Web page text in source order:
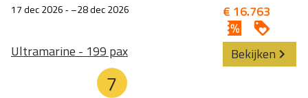
17 dec 2026‐ 28 dec 2026
Ultramarine - 199 pax
€ 16.763
7
Bekijken